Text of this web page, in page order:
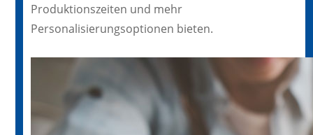
Produktionszeiten und mehr
Personalisierungsoptionen bieten.